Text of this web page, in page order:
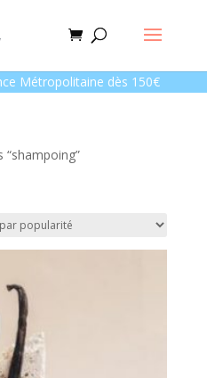
Métropolitaine dès 150€